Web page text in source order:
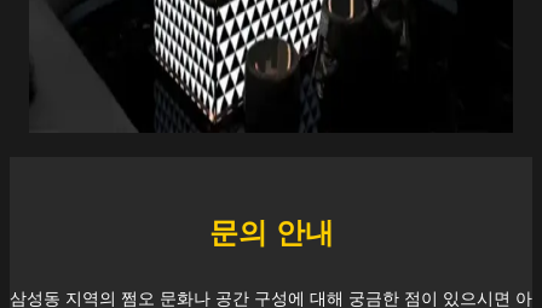
문의 안내
삼성동 지역의 쩜오 문화나 공간 구성에 대해 궁금한 점이 있으시면 아